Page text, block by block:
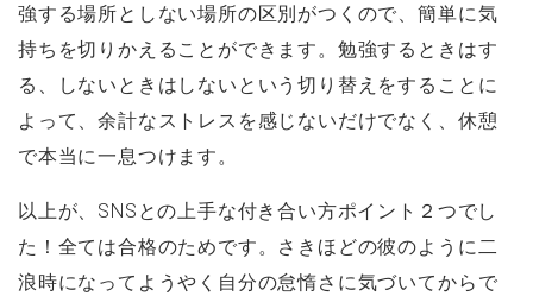
強する場所としない場所の区別がつくので、簡単に気
持ちを切りかえることができます。勉強するときはす
る、しないときはしないという切り替えをすることに
よって、余計なストレスを感じないだけでなく、休憩
で本当に一息つけます。
以上が、SNSとの上手な付き合い方ポイント２つでし
た！全ては合格のためです。さきほどの彼のように二
浪時になってようやく自分の怠惰さに気づいてからで